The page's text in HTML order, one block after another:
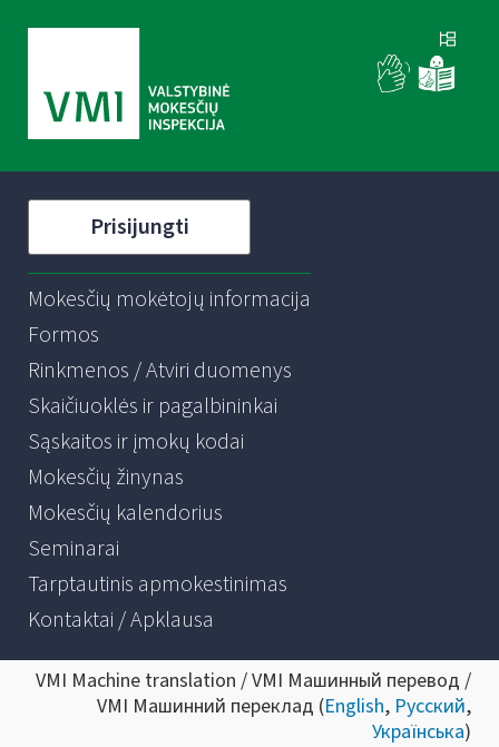
Prisijungti
Mokesčių mokėtojų informacija
Formos
Rinkmenos / Atviri duomenys
Skaičiuoklės ir pagalbininkai
Sąskaitos ir įmokų kodai
Mokesčių žinynas
Mokesčių kalendorius
Seminarai
Tarptautinis apmokestinimas
Kontaktai / Apklausa
VMI Machine translation / VMI Машинный перевод /
VMI Машинний переклад (English, Русский,
Українська)